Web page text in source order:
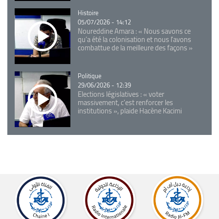
Catégorie
Histoire
05/07/2026 - 14:12
Noureddine Amara : « Nous savons ce
qu’a été la colonisation et nous l’avons
combattue de la meilleure des façons »
Catégorie
Politique
29/06/2026 - 12:39
Elections législatives : « voter
massivement, c'est renforcer les
institutions », plaide Hacène Kacimi